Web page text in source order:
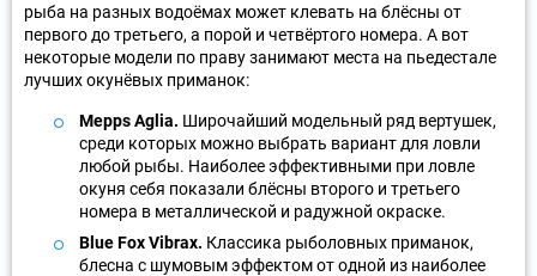
рыба на разных водоёмах может клевать на блёсны от
первого до третьего, а порой и четвёртого номера. А вот
некоторые модели по праву занимают места на пьедестале
лучших окунёвых приманок:
Mepps Aglia. Широчайший модельный ряд вертушек,
среди которых можно выбрать вариант для ловли
любой рыбы. Наиболее эффективными при ловле
окуня себя показали блёсны второго и третьего
номера в металлической и радужной окраске.
Blue Fox Vibrax. Классика рыболовных приманок,
блесна с шумовым эффектом от одной из наиболее